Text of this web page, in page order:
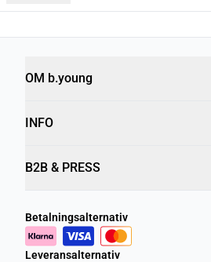
OM b.young
INFO
B2B & PRESS
Betalningsalternativ
Leveransalternativ